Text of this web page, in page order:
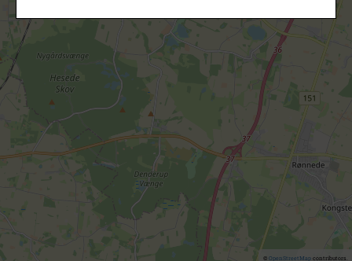
© OpenStreetMapcontributors.